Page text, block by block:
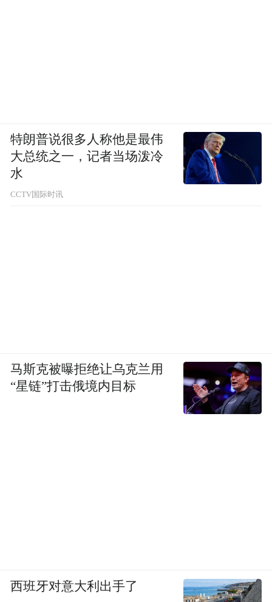
特朗普说很多人称他是最伟
大总统之一，记者当场泼冷
水
CCTV国际时讯
马斯克被曝拒绝让乌克兰用
“星链”打击俄境内目标
西班牙对意大利出手了